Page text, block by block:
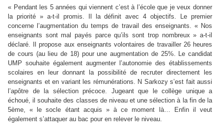
« Pendant les 5 années qui viennent c’est à l’école que je veux donner
la priorité » a-t-il promis. Il la définit avec 4 objectifs. Le premier
concerne l’augmentation du temps de travail des enseignants. « Nos
enseignants sont mal payés parce qu’ils sont trop nombreux » a-t-il
déclaré. Il propose aux enseignants volontaires de travailler 26 heures
de cours (au lieu de 18) pour une augmentation de 25%. Le candidat
UMP souhaite également augmenter l’autonomie des établissements
scolaires en leur donnant la possibilité de recruter directement les
enseignants et en variant les rémunérations. N Sarkozy s’est fait aussi
l’apôtre de la sélection précoce. Jugeant que le collège unique a
échoué, il souhaite des classes de niveau et une sélection à la fin de la
5ème, « le socle étant acquis » à ce moment là… Enfin il veut
également s’attaquer au bac pour en relever le niveau.